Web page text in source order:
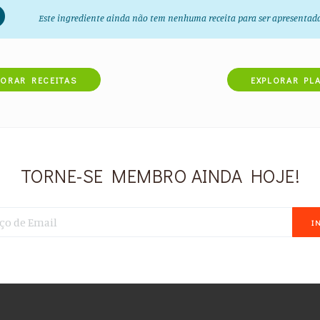
Este ingrediente ainda não tem nenhuma receita para ser
RECEITAS EXPLORAR
TORNE-SE MEMBRO AINDA HOJE!